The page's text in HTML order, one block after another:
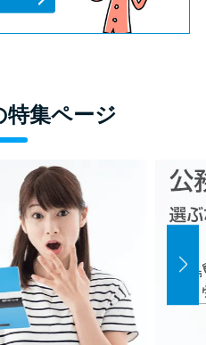
ンクイックの口コミ
シーン別の問い合わ
特集ページ